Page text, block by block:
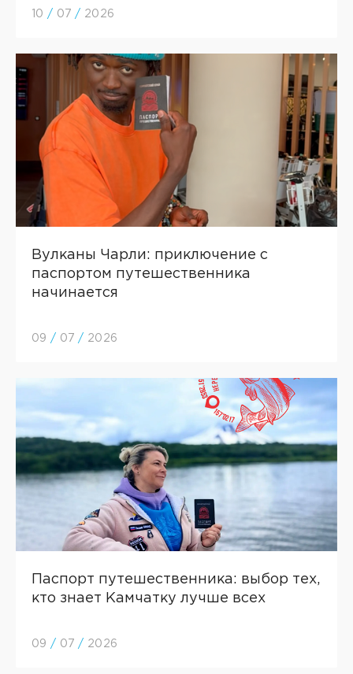
10 / 07 / 2026
Вулканы Чарли: приключение с
паспортом путешественника
начинается
09 / 07 / 2026
Паспорт путешественника: выбор тех,
кто знает Камчатку лучше всех
09 / 07 / 2026